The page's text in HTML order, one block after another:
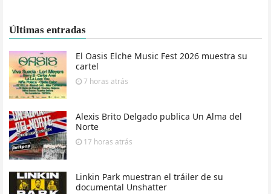
Últimas entradas
El Oasis Elche Music Fest 2026 muestra su
cartel
7 horas atrás
Alexis Brito Delgado publica Un Alma del
Norte
17 horas atrás
Linkin Park muestran el tráiler de su
documental Unshatter